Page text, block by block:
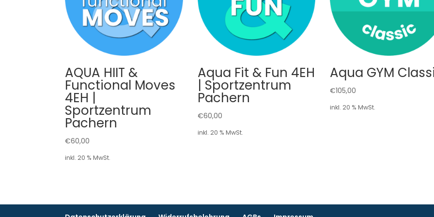
AQUA HIIT &
Functional Moves
4EH |
Sportzentrum
Pachern
€60,00
inkl. 20 % MwSt.
Aqua Fit & Fun 4EH
| Sportzentrum
Pachern
€60,00
inkl. 20 % MwSt.
Aqua GYM
€105,00
inkl. 20 % MwSt.